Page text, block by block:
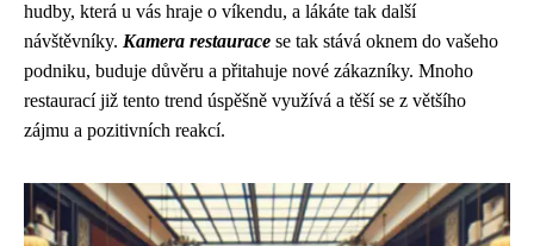
hudby, která u vás hraje o víkendu, a lákáte tak další
návštěvníky. Kamera restaurace se tak stává oknem do vašeho
podniku, buduje důvěru a přitahuje nové zákazníky. Mnoho
restaurací již tento trend úspěšně využívá a těší se z většího
zájmu a pozitivních reakcí.